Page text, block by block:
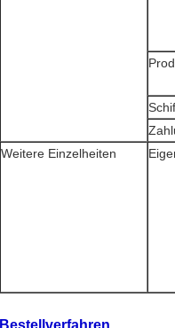
Weitere Einzelheiten
Bestellverfahren